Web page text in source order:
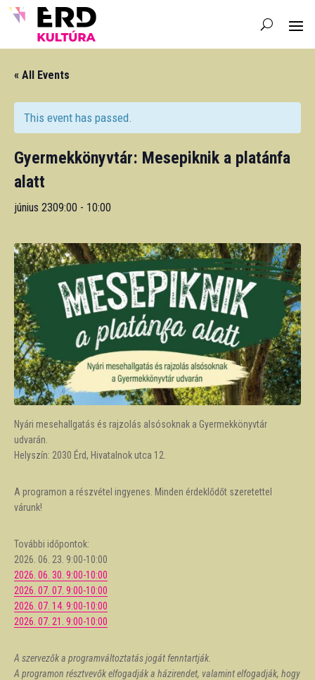
« All Events
This event has passed.
Gyermekkönyvtár: Mesepiknik a platánfa
alatt
június 2309:00 - 10:00
Nyári mesehallgatás és rajzolás alsósoknak a Gyermekkönyvtár
udvarán.
Helyszín: 2030 Érd, Hivatalnok utca 12.
A programon a részvétel ingyenes. Minden érdeklődőt szeretettel
várunk!
További időpontok:
2026. 06. 23. 9:00-10:00
2026. 06. 30. 9:00-10:00
2026. 07. 07. 9:00-10:00
2026. 07. 14. 9:00-10:00
2026. 07. 21. 9:00-10:00
A szervezők a programváltoztatás jogát fenntartják.
A programon résztvevők elfogadják a házirendet, valamint elfogadják, hogy